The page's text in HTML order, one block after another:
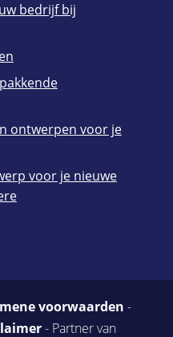
bedrijf bij
ontwerpen voor je
voor je nieuwe
voorwaarden -
- Partner van